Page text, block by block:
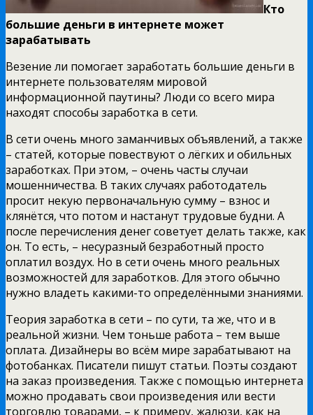
Кто
большие деньги в интернете может
зарабатывать
Везение ли помогает заработать большие деньги в
интернете пользователям мировой
информационной паутины? Люди со всего мира
находят способы заработка в сети.
В сети очень много заманчивых объявлений, а также
– статей, которые повествуют о лёгких и обильных
заработках. При этом, – очень часты случаи
мошенничества. В таких случаях работодатель
просит некую первоначальную сумму – взнос и
клянётся, что потом и настанут трудовые будни. А
после перечисления денег советует делать также, как
он. То есть, – несуразный безработный просто
оплатил воздух. Но в сети очень много реальных
возможностей для заработков. Для этого обычно
нужно владеть какими-то определёнными знаниями.
Теория заработка в сети – по сути, та же, что и в
реальной жизни. Чем тоньше работа – тем выше
оплата. Дизайнеры во всём мире зарабатывают на
фотобанках. Писатели пишут статьи. Поэты создают
на заказ произведения. Также с помощью интернета
можно продавать свои произведения или вести
торговлю товарами, – к примеру, жалюзи, как на